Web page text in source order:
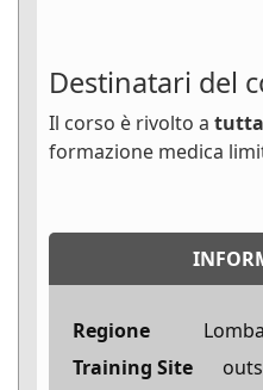
Destinatari del
Il corso è rivolto a tutta
formazione medica
Regione
Training Site